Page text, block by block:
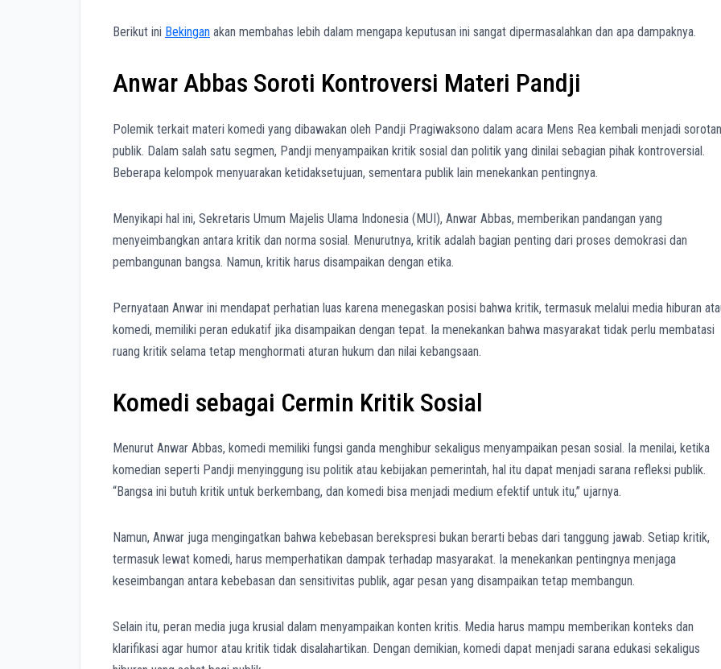
Berikut ini Bekingan akan membahas lebih dalam mengapa keputusan ini sangat dipermasalahkan dan apa dampaknya.
Anwar Abbas Soroti Kontroversi Materi Pandji
Polemik terkait materi komedi yang dibawakan oleh Pandji Pragiwaksono dalam acara Mens Rea kembali menjadi sorotan
publik. Dalam salah satu segmen, Pandji menyampaikan kritik sosial dan politik yang dinilai sebagian pihak kontroversial.
Beberapa kelompok menyuarakan ketidaksetujuan, sementara publik lain menekankan pentingnya.
Menyikapi hal ini, Sekretaris Umum Majelis Ulama Indonesia (MUI), Anwar Abbas, memberikan pandangan yang
menyeimbangkan antara kritik dan norma sosial. Menurutnya, kritik adalah bagian penting dari proses demokrasi dan
pembangunan bangsa. Namun, kritik harus disampaikan dengan etika.
Pernyataan Anwar ini mendapat perhatian luas karena menegaskan posisi bahwa kritik, termasuk melalui media hiburan
komedi, memiliki peran edukatif jika disampaikan dengan tepat. Ia menekankan bahwa masyarakat tidak perlu membatasi
ruang kritik selama tetap menghormati aturan hukum dan nilai kebangsaan.
Komedi sebagai Cermin Kritik Sosial
Menurut Anwar Abbas, komedi memiliki fungsi ganda menghibur sekaligus menyampaikan pesan sosial. Ia menilai, ketika
komedian seperti Pandji menyinggung isu politik atau kebijakan pemerintah, hal itu dapat menjadi sarana refleksi publik.
“Bangsa ini butuh kritik untuk berkembang, dan komedi bisa menjadi medium efektif untuk itu,” ujarnya.
Namun, Anwar juga mengingatkan bahwa kebebasan berekspresi bukan berarti bebas dari tanggung jawab. Setiap kritik,
termasuk lewat komedi, harus memperhatikan dampak terhadap masyarakat. Ia menekankan pentingnya menjaga
keseimbangan antara kebebasan dan sensitivitas publik, agar pesan yang disampaikan tetap membangun.
Selain itu, peran media juga krusial dalam menyampaikan konten kritis. Media harus mampu memberikan konteks dan
klarifikasi agar humor atau kritik tidak disalahartikan. Dengan demikian, komedi dapat menjadi sarana edukasi sekaligus